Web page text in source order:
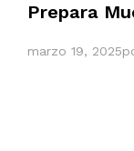
Prepara
marzo 19, 2025